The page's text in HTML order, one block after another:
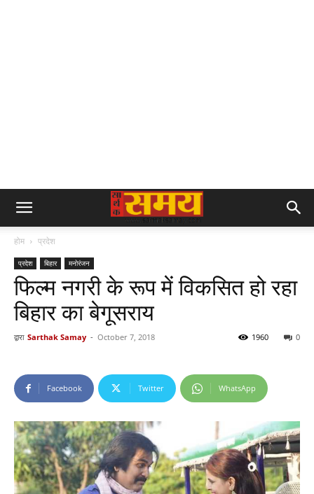
होम प्रदेश
प्रदेश बिहार मनोरंजन
फिल्म नगरी के रूप में विकसित हो रहा
बिहार का बेगूसराय
द्वारा Sarthak Samay - October 7, 2018 0
1960
Facebook Twitter WhatsApp